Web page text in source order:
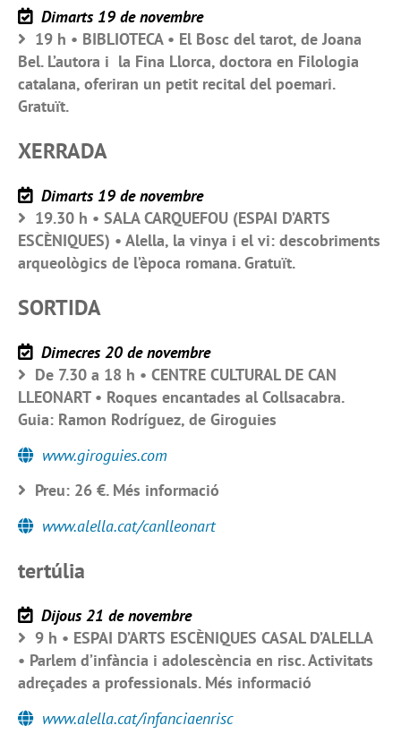
Dimarts 19 de novembre
19 h • BIBLIOTECA • El Bosc del tarot, de Joana
Bel. L’autora i la Fina Llorca, doctora en Filologia
catalana, oferiran un petit recital del poemari.
Gratuït.
XERRADA
Dimarts 19 de novembre
19.30 h • SALA CARQUEFOU (ESPAI D’ARTS
ESCÈNIQUES) • Alella, la vinya i el vi: descobriments
arqueològics de l’època romana. Gratuït.
SORTIDA
Dimecres 20 de novembre
De 7.30 a 18 h • CENTRE CULTURAL DE CAN
LLEONART • Roques encantades al Collsacabra.
Guia: Ramon Rodríguez, de Giroguies
www.giroguies.com
Preu: 26 €. Més informació
www.alella.cat/canlleonart
tertúlia
Dijous 21 de novembre
9 h • ESPAI D’ARTS ESCÈNIQUES CASAL D’ALELLA
• Parlem d’infància i adolescència en risc. Activitats
adreçades a professionals. Més informació
www.alella.cat/infanciaenrisc